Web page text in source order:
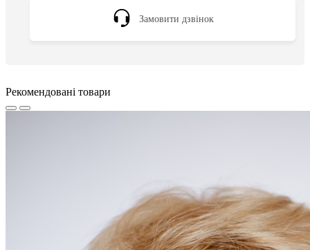
Замовити дзвінок
Рекомендовані товари